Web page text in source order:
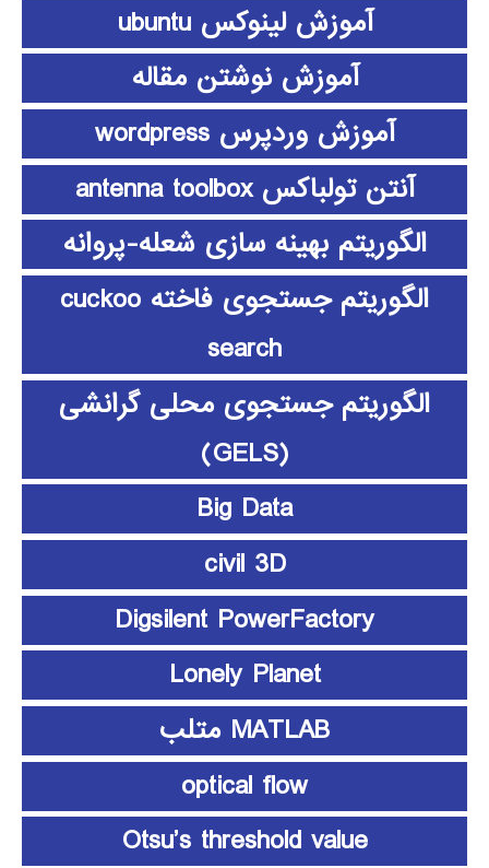
آموزش لینوکس ubuntu
آموزش نوشتن مقاله
آموزش وردپرس wordpress
آنتن تولباکس antenna toolbox
الگوریتم بهینه سازی شعله-پروانه
الگوریتم جستجوی فاخته cuckoo
search
الگوریتم جستجوی محلی گرانشی
(GELS)
Big Data
civil 3D
Digsilent PowerFactory
Lonely Planet
MATLAB متلب
optical flow
Otsu’s threshold value